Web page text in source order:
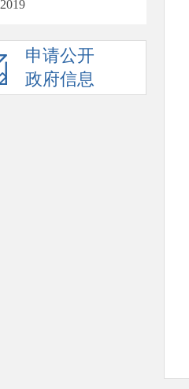
2019
申请公开
政府信息